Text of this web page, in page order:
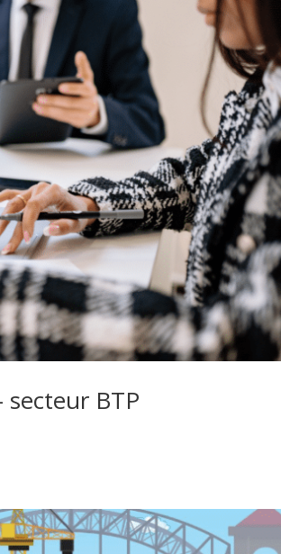
BTP